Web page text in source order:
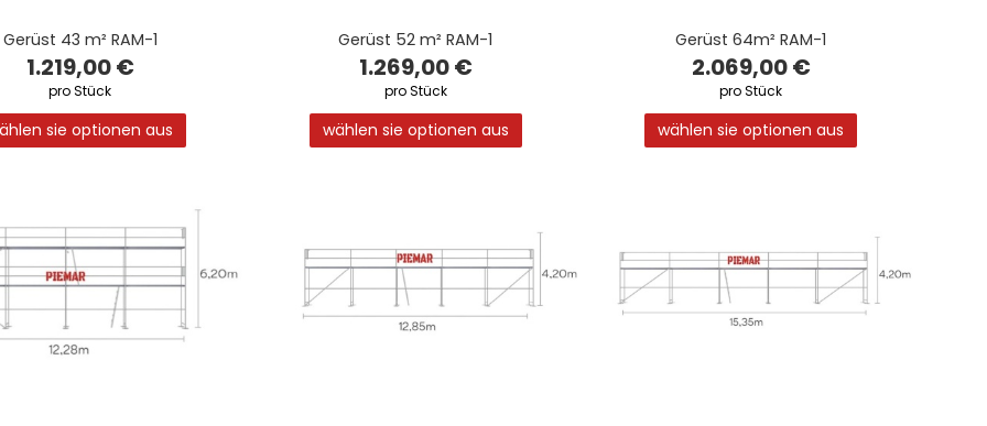
Gerüst 43 m² RAM-1
1.219,00 €
pro Stück
sie optionen aus
Gerüst 52 m² RAM-1
1.269,00 €
pro Stück
wählen sie optionen aus
Gerüst 64m² RAM-1
2.069,00 €
pro Stück
wählen sie optionen aus